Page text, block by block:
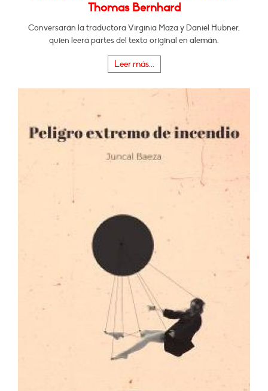
Thomas Bernhard
Conversarán la traductora Virginia Maza y Daniel Hubner,
quien leerá partes del texto original en alemán.
Leer más...